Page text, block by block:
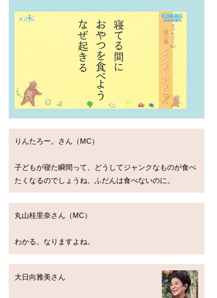
りんたろー。さん（MC）
子どもが寝た瞬間って、どうしてジャンクなものが食べ
丸山桂里奈さん（MC）
大日向雅美さん